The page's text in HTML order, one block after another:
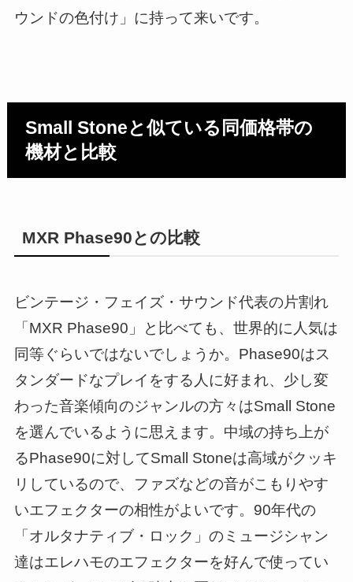
ウンドの色付け」に持って来いです。
Small Stoneと似ている同価格帯の
機材と比較
MXR Phase90との比較
ビンテージ・フェイズ・サウンド代表の片割れ
「MXR Phase90」と比べても、世界的に人気は
同等ぐらいではないでしょうか。Phase90はス
タンダードなプレイをする人に好まれ、少し変
わった音楽傾向のジャンルの方々はSmall Stone
を選んでいるように思えます。中域の持ち上が
るPhase90に対してSmall Stoneは高域がクッキ
リしているので、ファズなどの音がこもりやす
いエフェクターの相性がよいです。90年代の
「オルタナティブ・ロック」のミュージシャン
達はエレハモのエフェクターを好んで使ってい